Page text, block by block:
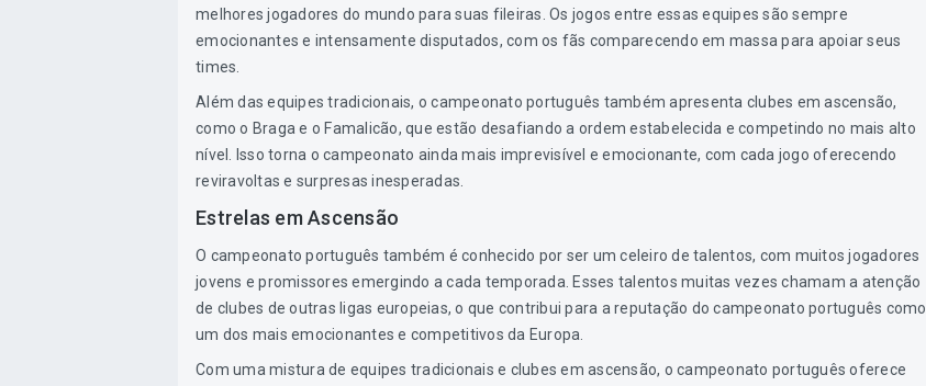
melhores jogadores do mundo para suas fileiras. Os jogos entre essas equipes são sempre
emocionantes e intensamente disputados, com os fãs comparecendo em massa para apoiar seus
times.
Além das equipes tradicionais, o campeonato português também apresenta clubes em ascensão,
como o Braga e o Famalicão, que estão desafiando a ordem estabelecida e competindo no mais alto
nível. Isso torna o campeonato ainda mais imprevisível e emocionante, com cada jogo oferecendo
reviravoltas e surpresas inesperadas.
Estrelas em Ascensão
O campeonato português também é conhecido por ser um celeiro de talentos, com muitos jogadores
jovens e promissores emergindo a cada temporada. Esses talentos muitas vezes chamam a atenção
de clubes de outras ligas europeias, o que contribui para a reputação do campeonato português como
um dos mais emocionantes e competitivos da Europa.
Com uma mistura de equipes tradicionais e clubes em ascensão, o campeonato português oferece